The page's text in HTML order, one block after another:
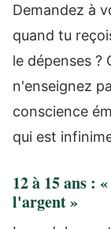
Demandez à
quand tu
le dépenses ?
n'enseignez
conscience
qui est
12 à 15 ans :
l'argent »